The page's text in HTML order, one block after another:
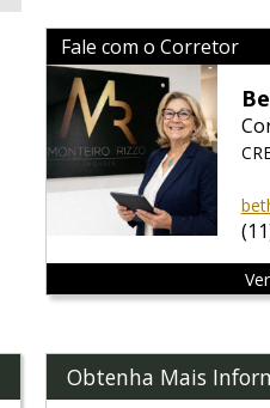
Fale com o Corretor
Obtenha Mais